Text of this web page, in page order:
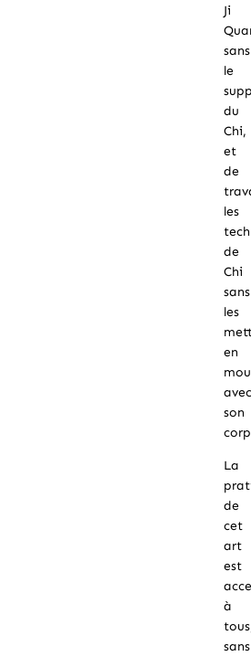
Ji
sans
le
du
Chi,
et
de
les
de
Chi
sans
les
en
son
La
de
cet
art
est
à
sans